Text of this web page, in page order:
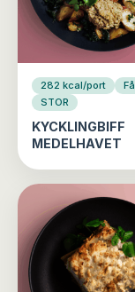
282 kcal/port
STOR
KYCKLINGBIFF
MEDELHAVET